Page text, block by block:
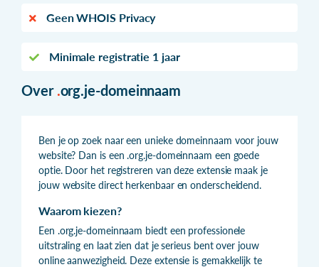
Geen WHOIS Privacy
Minimale registratie 1 jaar
Over .org.je-domeinnaam
Ben je op zoek naar een unieke domeinnaam voor jouw
website? Dan is een .org.je-domeinnaam een goede
optie. Door het registreren van deze extensie maak je
jouw website direct herkenbaar en onderscheidend.
Waarom kiezen?
Een .org.je-domeinnaam biedt een professionele
uitstraling en laat zien dat je serieus bent over jouw
online aanwezigheid. Deze extensie is gemakkelijk te